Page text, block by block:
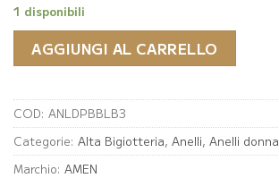
1 disponibili
AGGIUNGI AL CARRELLO
COD: ANLDPBBLB3
Categorie: Alta Bigiotteria, Anelli, Anelli donna
Marchio: AMEN